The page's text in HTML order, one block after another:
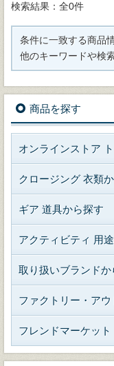
検索結果：全0件
条件に一致する商品
他のキーワードや検
商品を探す
オンラインストア
クロージング 衣類
ギア 道具から探す
アクティビティ 用
取り扱いブランドか
ファクトリー・ア
フレンドマーケット